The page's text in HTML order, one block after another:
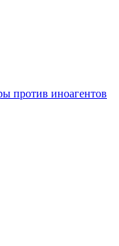
против иноагентов